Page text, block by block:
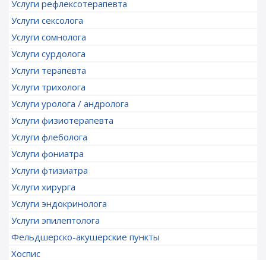
Услуги рефлексотерапевта
Услуги сексолога
Услуги сомнолога
Услуги сурдолога
Услуги терапевта
Услуги трихолога
Услуги уролога / андролога
Услуги физиотерапевта
Услуги флеболога
Услуги фониатра
Услуги фтизиатра
Услуги хирурга
Услуги эндокринолога
Услуги эпилептолога
Фельдшерско-акушерские пункты
Хоспис